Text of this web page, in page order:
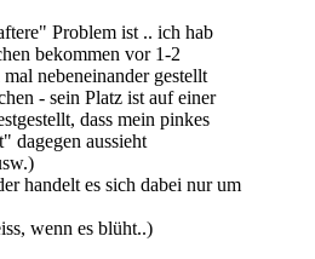
Problem ist .. ich hab
bekommen vor 1-2
nebeneinander gestellt
- sein Platz ist auf einer
dass mein pinkes
dagegen aussieht
handelt es sich dabei nur um
wenn es blüht..)